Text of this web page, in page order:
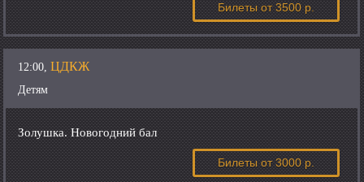
Билеты от 3500 р.
12:00,ЦДКЖ
Детям
Золушка. Новогодний бал
Билеты от 3000 р.